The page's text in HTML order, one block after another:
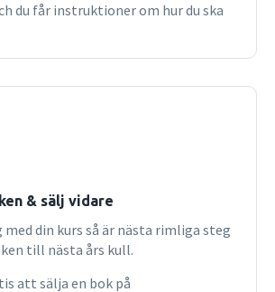
du får instruktioner om hur du ska
& sälj vidare
med din kurs så är nästa rimliga steg
till nästa års kull.
att sälja en bok på